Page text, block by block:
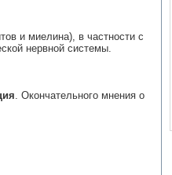
и миелина), в частности с
нервной системы.
. Окончательного мнения о